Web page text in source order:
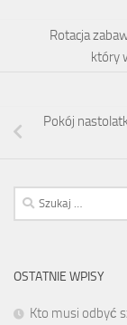
Rotacja
który
Pokój
Szukaj:
OSTATNIE WPISY
Kto musi odbyć